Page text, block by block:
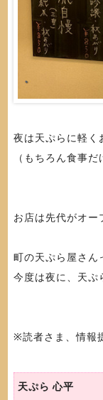
夜は天ぷらに軽く
（もちろん食事だ
お店は先代がオー
町の天ぷら屋さん
今度は夜に、天ぷ
※読者さま、情報
天ぷら 心平